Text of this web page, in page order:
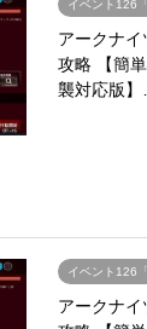
イベント126
アークナ
攻略 【簡
襲対応版】
イベント126
アークナ